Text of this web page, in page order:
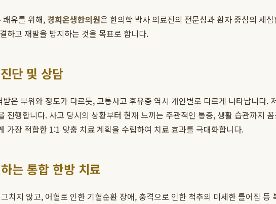
쾌유를 위해, 경희온생한의원은 한의학 박사 의료진의 전문성과 환자 중심의 세
하고 재발을 방지하는 것을 목표로 합니다.
단 및 상담
은 부위와 정도가 다르듯, 교통사고 후유증 역시 개인별로 다르게 나타납니다.
진행합니다. 사고 당시의 상황부터 현재 느끼는 주관적인 통증, 생활 습관까지
가장 적합한 1:1 맞춤 치료 계획을 수립하여 치료 효과를 극대화합니다.
는 통합 한방 치료
치지 않고, 어혈로 인한 기혈순환 장애, 충격으로 인한 척추의 미세한 틀어짐 등